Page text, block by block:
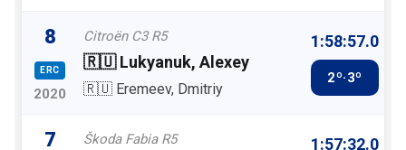
8
ERC
2020
Citroën C3 R5
🇷🇺 Lukyanuk, Alexey
🇷🇺 Eremeev, Dmitriy
1:58:57.0
2º·3º
7 Škoda Fabia R5 1:57:32.0